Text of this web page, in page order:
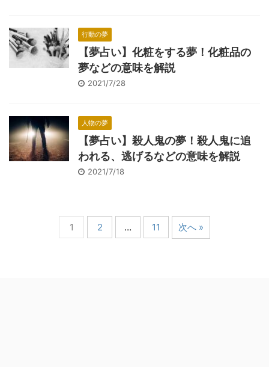
行動の夢
【夢占い】化粧をする夢！化粧品の
夢などの意味を解説
2021/7/28
人物の夢
【夢占い】殺人鬼の夢！殺人鬼に追
われる、逃げるなどの意味を解説
2021/7/18
1 2 … 11 次へ »